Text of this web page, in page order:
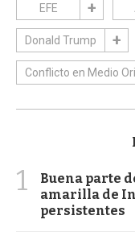
EFE
Donald Trump
Conflicto en Medio
1
Buena parte
amarilla de
persistentes